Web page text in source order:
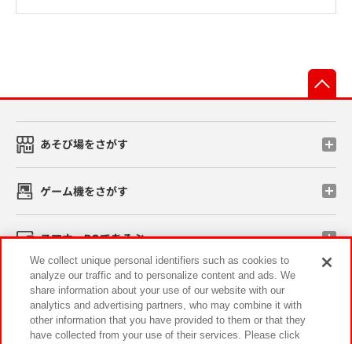
あそび場をさがす
ゲーム機をさがす
スマホ・PCであそぶ
イベント・キャンペーン
We collect unique personal identifiers such as cookies to
analyze our traffic and to personalize content and ads. We
share information about your use of our website with our
analytics and advertising partners, who may combine it with
other information that you have provided to them or that they
have collected from your use of their services. Please click